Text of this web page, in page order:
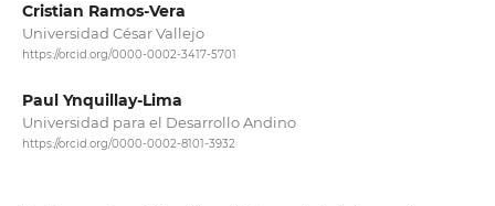
Cristian Ramos-Vera
Universidad César Vallejo
https://orcid.org/0000-0002-3417-5701
Paul Ynquillay-Lima
Universidad para el Desarrollo Andino
https://orcid.org/0000-0002-8101-3932